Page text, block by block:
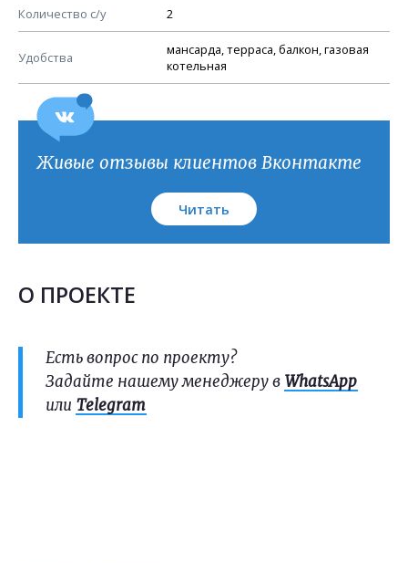
Количество с/у 2
Удобства
мансарда, терраса, балкон, газовая
котельная
План кровли
Живые отзывы клиентов Вконтакте
Читать
О ПРОЕКТЕ
Есть вопрос по проекту?
Задайте нашему менеджеру в WhatsApp
или Telegram